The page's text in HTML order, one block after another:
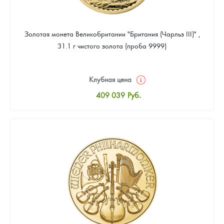
Золотая монета Великобритании "Британия (Чарльз III)" ,
31.1 г чистого золота (проба 9999)
Клубная цена
409 039 Руб.
Цена выкупа
388 587 Руб.